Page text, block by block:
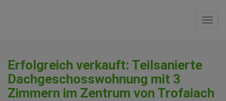
Erfolgreich verkauft: Teilsanierte
Dachgeschosswohnung mit 3
Zimmern im Zentrum von Trofaiach